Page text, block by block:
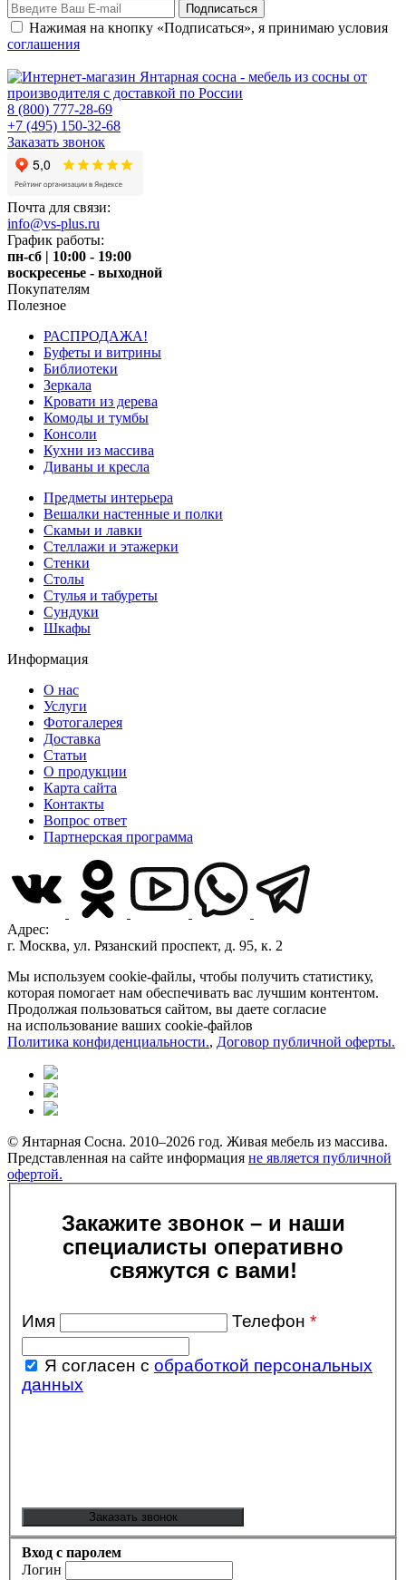
Нажимая на кнопку «Подписаться», я принимаю условия
соглашения
8 (800) 777-28-69
+7 (495) 150-32-68
Заказать звонок
Почта для связи:
info@vs-plus.ru
График работы:
пн-сб | 10:00 - 19:00
воскресенье - выходной
Покупателям
Полезное
РАСПРОДАЖА!
Буфеты и витрины
Библиотеки
Зеркала
Кровати из дерева
Комоды и тумбы
Консоли
Кухни из массива
Диваны и кресла
Предметы интерьера
Вешалки настенные и полки
Скамьи и лавки
Стеллажи и этажерки
Стенки
Столы
Стулья и табуреты
Сундуки
Шкафы
Информация
О нас
Услуги
Фотогалерея
Доставка
Статьи
О продукции
Карта сайта
Контакты
Вопрос ответ
Партнерская программа
Адрес:
г. Москва, ул. Рязанский проспект, д. 95, к. 2
Мы используем cookie-файлы, чтобы получить статистику,
которая помогает нам обеспечивать вас лучшим контентом.
Продолжая пользоваться сайтом, вы даете согласие
на использование ваших cookie-файлов
Политика конфиденциальности., Договор публичной оферты.
© Янтарная Сосна. 2010–2026 год. Живая мебель из массива.
Представленная на сайте информация не является публичной
офертой.
Закажите звонок – и наши
специалисты оперативно
свяжутся с вами!
Имя Телефон *
Я согласен с обработкой персональных
данных
Вход с паролем
Логин